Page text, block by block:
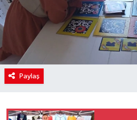
Paylaş